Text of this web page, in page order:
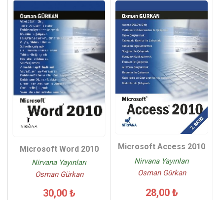
Microsoft Word 2010
Nirvana Yayınları
Osman Gürkan
30,00 ₺
Microsoft Access 2010
Nirvana Yayınları
Osman Gürkan
28,00 ₺